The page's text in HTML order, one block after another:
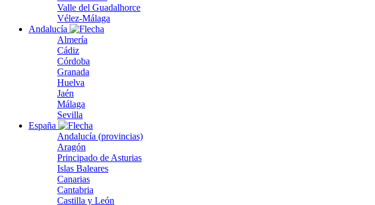
Valle del Guadalhorce
Vélez-Málaga
Andalucía
Almería
Cádiz
Córdoba
Granada
Huelva
Jaén
Málaga
Sevilla
España
Andalucía (provincias)
Aragón
Principado de Asturias
Islas Baleares
Canarias
Cantabria
Castilla y León